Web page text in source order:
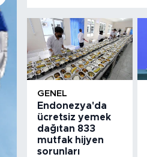
GENEL
Endonezya'da
ücretsiz yemek
dağıtan 833
mutfak hijyen
sorunları